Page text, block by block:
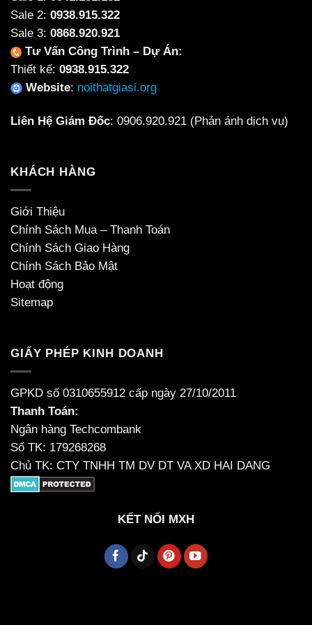
Sale 2: 0938.915.322
Sale 3: 0868.920.921
Tư Vấn Công Trình – Dự Án:
Thiết kế: 0938.915.322
Website: noithatgiasi.org
Liên Hệ Giám Đốc: 0906.920.921 (Phản ánh dịch vụ)
KHÁCH HÀNG
Giới Thiệu
Chính Sách Mua – Thanh Toán
Chính Sách Giao Hàng
Chính Sách Bảo Mật
Hoạt động
Sitemap
GIẤY PHÉP KINH DOANH
GPKD số 0310655912 cấp ngày 27/10/2011
Thanh Toán:
Ngân hàng Techcombank
Số TK: 179268268
Chủ TK: CTY TNHH TM DV DT VA XD HAI DANG
KẾT NỐI MXH